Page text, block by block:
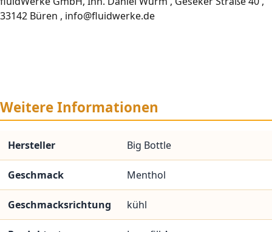
33142 Büren , info@fluidwerke.de
Weitere Informationen
Hersteller Big Bottle
Geschmack Menthol
Geschmacksrichtung kühl